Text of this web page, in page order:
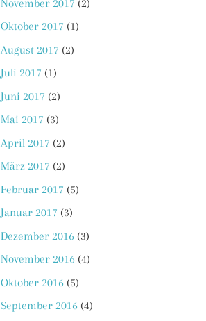
November 2017 (2)
Oktober 2017 (1)
August 2017 (2)
Juli 2017 (1)
Juni 2017 (2)
Mai 2017 (3)
April 2017 (2)
März 2017 (2)
Februar 2017 (5)
Januar 2017 (3)
Dezember 2016 (3)
November 2016 (4)
Oktober 2016 (5)
September 2016 (4)